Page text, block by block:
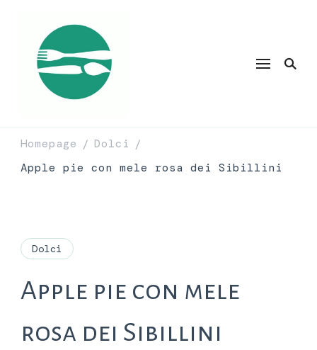
Homepage / Dolci /
Apple pie con mele rosa dei Sibillini
Dolci
Apple pie con mele
rosa dei Sibillini